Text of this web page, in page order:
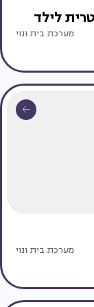
לילד
מערכת בית ונוי
מערכת בית ונוי